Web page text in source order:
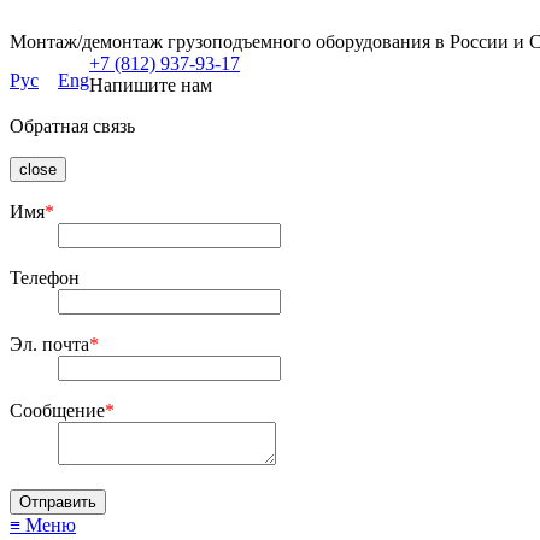
Монтаж/демонтаж грузоподъемного оборудования в России и
Рус
Eng
+7 (812) 937-93-17
Напишите нам
Обратная связь
close
Имя*
Телефон
Эл. почта*
Сообщение*
≡ Меню